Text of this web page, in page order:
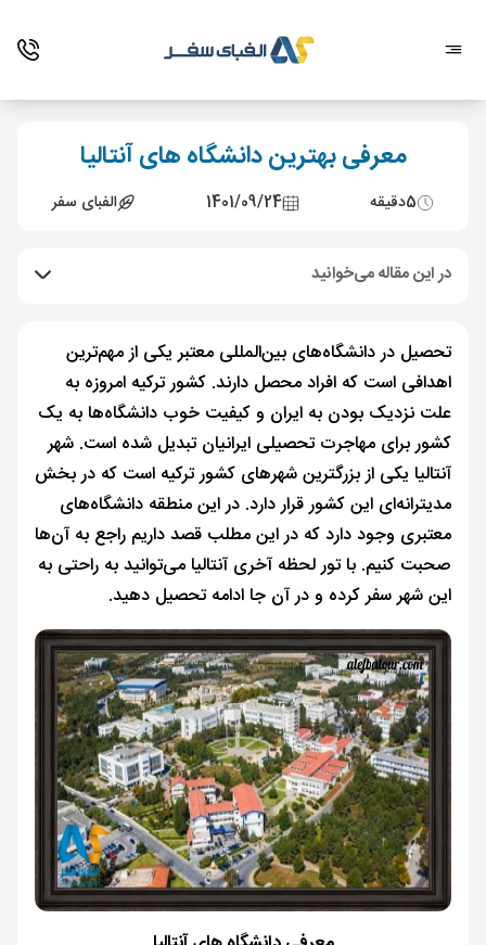
معرفی بهترین دانشگاه های آنتالیا
5دقیقه 1401/09/24 الفبای سفر
در این مقاله می‌خوانید
تحصیل در دانشگاه‌های بین‌المللی معتبر یکی از مهم‌ترین
اهدافی است که افراد محصل دارند. کشور ترکیه امروزه به
علت نزدیک بودن به ایران و کیفیت خوب دانشگاه‌ها به یک
کشور برای مهاجرت تحصیلی ایرانیان تبدیل شده است. شهر
آنتالیا یکی از بزرگترین شهرهای کشور ترکیه است که در بخش
مدیترانه‌ای این کشور قرار دارد. در این منطقه دانشگاه‌های
معتبری وجود دارد که در این مطلب قصد داریم راجع به آن‌ها
صحبت کنیم. با تور لحظه آخری آنتالیا می‌توانید به راحتی به
این شهر سفر کرده و در آن جا ادامه تحصیل دهید.